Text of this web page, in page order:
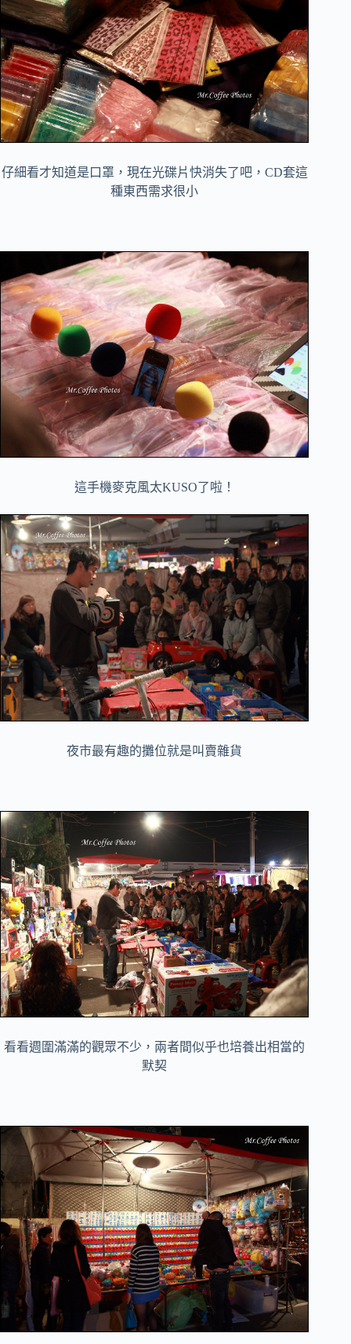
仔細看才知道是口罩，現在光碟片快消失了吧，CD套這
種東西需求很小
這手機麥克風太KUSO了啦！
夜市最有趣的攤位就是叫賣雜貨
看看週圍滿滿的觀眾不少，兩者間似乎也培養出相當的
默契